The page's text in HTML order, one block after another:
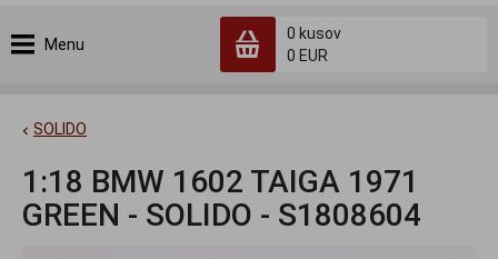
Menu
0 kusov
0 EUR
SOLIDO
1:18 BMW 1602 TAIGA 1971
GREEN - SOLIDO - S1808604